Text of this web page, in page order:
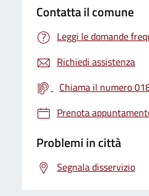
Contatta il comune
Leggi le domande
Richiedi assistenza
Chiama il numero
Prenota
Problemi in città
Segnala disservizio